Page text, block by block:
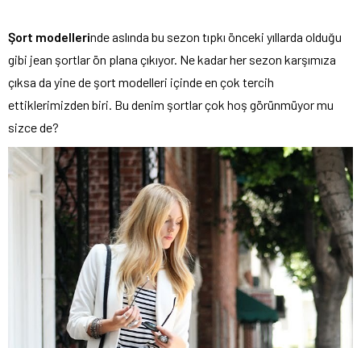
Şort modellerinde aslında bu sezon tıpkı önceki yıllarda olduğu
gibi jean şortlar ön plana çıkıyor. Ne kadar her sezon karşımıza
çıksa da yine de şort modelleri içinde en çok tercih
ettiklerimizden biri. Bu denim şortlar çok hoş görünmüyor mu
sizce de?